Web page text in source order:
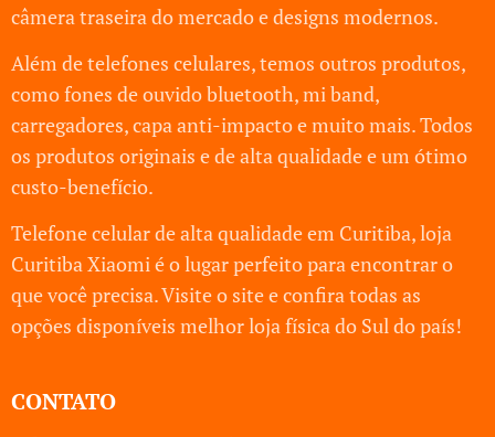
câmera traseira do mercado e designs modernos.
Além de telefones celulares, temos outros produtos,
como fones de ouvido bluetooth, mi band,
carregadores, capa anti-impacto e muito mais. Todos
os produtos originais e de alta qualidade e um ótimo
custo-benefício.
Telefone celular de alta qualidade em Curitiba, loja
Curitiba Xiaomi é o lugar perfeito para encontrar o
que você precisa. Visite o site e confira todas as
opções disponíveis melhor loja física do Sul do país!
CONTATO